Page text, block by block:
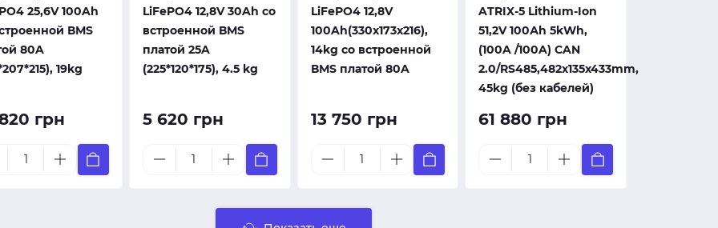
25,6V 100Ah
ВМS
80A
19kg
грн
LiFePO4 12,8V 30Ah со
встроенной ВМS
платой 25A
(225*120*175), 4.5 kg
5 620 грн
LiFePO4 12,8V
100Ah(330x173x216),
14kg со встроенной
ВМS платой 80A
13 750 грн
ATRIX-5 Lithium-Ion
51,2V 100Аh 5kWh,
(100A /100A) CAN
2.0/RS485,482x135x433mm,
45kg (без кабелей)
61 880 грн